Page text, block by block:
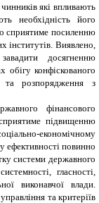
які впливають
необхідність його
сприятиме посиленню
інститутів. Виявлено,
досягненню
обігу конфіскованого
та розпорядження з
фінансового
підвищенню
економічному
ефективності повинно
системи державного
гласності,
виконавчої влади.
та критеріїв